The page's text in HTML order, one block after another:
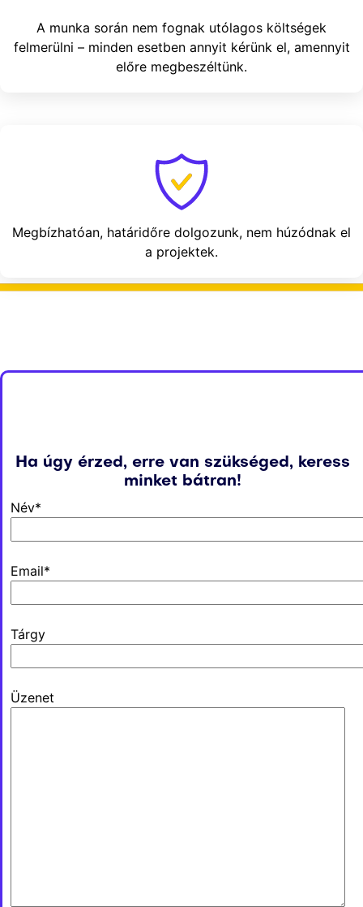
A munka során nem fognak utólagos költségek
felmerülni – minden esetben annyit kérünk el, amennyit
előre megbeszéltünk.
Megbízhatóan, határidőre dolgozunk, nem húzódnak el
a projektek.
Ha úgy érzed, erre van szükséged, keress
minket bátran!
Név*
Email*
Tárgy
Üzenet